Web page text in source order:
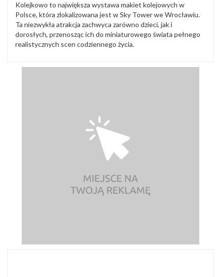
Kolejkowo to największa wystawa makiet kolejowych w
Polsce, która zlokalizowana jest w Sky Tower we Wrocławiu.
Ta niezwykła atrakcja zachwyca zarówno dzieci, jak i
dorosłych, przenosząc ich do miniaturowego świata pełnego
realistycznych scen codziennego życia.